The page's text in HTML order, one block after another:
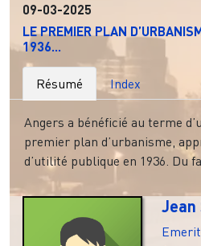
09-03-2025
LE PREMIER PLAN
1936...
Résumé Index
Angers a bénéficié au terme
premier plan d’urbanisme,
d’utilité publique en 1936. Du
Jean